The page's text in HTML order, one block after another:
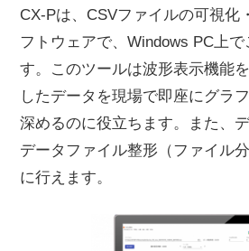
CX-Pは、CSVファイルの可視化
フトウェアで、Windows PC上で
す。このツールは波形表示機能
したデータを現場で即座にグラ
深めるのに役立ちます。また、
データファイル整形（ファイル
に行えます。